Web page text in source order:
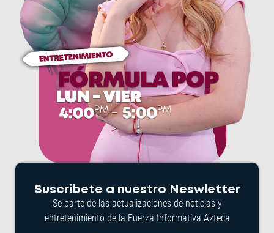
Suscríbete a nuestro Neswletter
Se parte de las actualizaciones de noticias y
entretenimiento de la Fuerza Informativa Azteca